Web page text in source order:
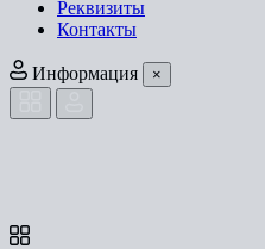
Реквизиты
Контакты
Информация ×